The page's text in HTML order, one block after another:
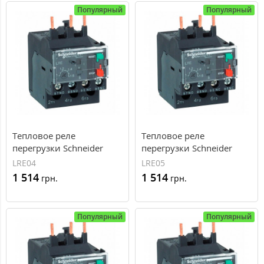
Популярный
Тепловое реле
перегрузки Schneider
Electric EasyPact TVS Tesys
E 0,4-0,63А
LRE04
1 514 грн.
Популярный
Тепловое реле
перегрузки Schneider
Electric EasyPact TVS Tesys
E 0,63-1А
LRE05
1 514 грн.
Популярный Популярный